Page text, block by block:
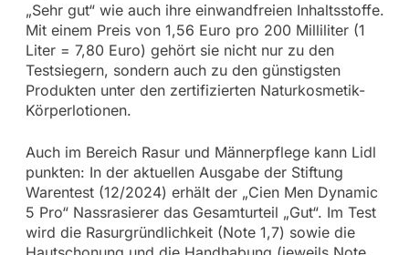
„Sehr gut“ wie auch ihre einwandfreien Inhaltsstoffe.
Mit einem Preis von 1,56 Euro pro 200 Milliliter (1
Liter = 7,80 Euro) gehört sie nicht nur zu den
Testsiegern, sondern auch zu den günstigsten
Produkten unter den zertifizierten Naturkosmetik-
Körperlotionen.
Auch im Bereich Rasur und Männerpflege kann Lidl
punkten: In der aktuellen Ausgabe der Stiftung
Warentest (12/2024) erhält der „Cien Men Dynamic
5 Pro“ Nassrasierer das Gesamturteil „Gut“. Im Test
wird die Rasurgründlichkeit (Note 1,7) sowie die